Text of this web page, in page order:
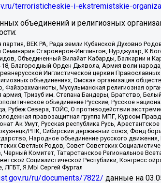
terroristicheskie-i-ekstremistskie-
объединений и религиозных
ВЕК РА, Рада земли Кубанской Духовно
Староверов-Инглингов, Нурджулар, К
Объединенный Вилайат Кабарды, Балкарии и
Благородный Орден Дьявола, Армия воли
Инглистической церкви
объединениях, Омская организация
Файзрахманисты, Мусульманская религиозная
армия, Тризуб им. Степана Бандеры, Братство,
объединение Русские, Русское
Рубеж Севера, ТОЙС, О противодействии
правозащитная группа МПГ, Курсом
Ак Умут, Русская республика Русь,
РПК, Сибирский державный союз, Фонд
Народное объединение русского
Светлых Родов, Совет Советских
Черный Комитет, Татарстанское Региональное
Социалистической Республики, Конгресс
ЛГБТ, Я.МЫ Сергей Фургал
ru/documents/7822/ данные на